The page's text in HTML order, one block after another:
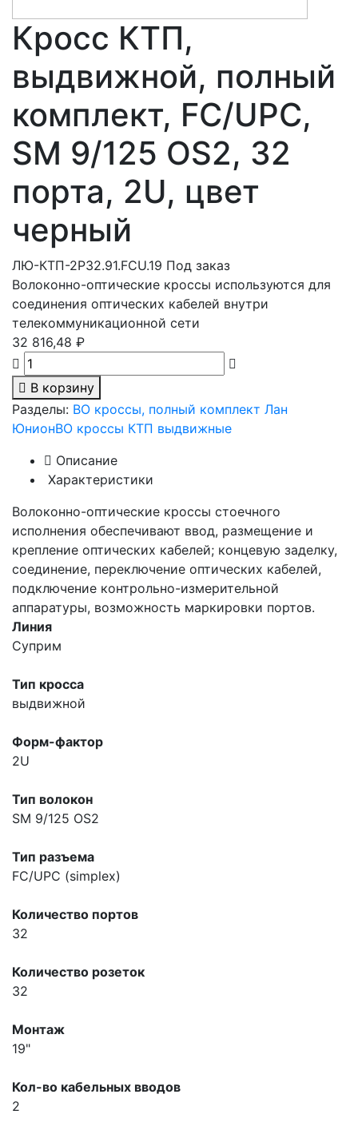
Кросс КТП,
выдвижной, полный
комплект, FC/UPC,
SM 9/125 OS2, 32
порта, 2U, цвет
черный
ЛЮ-КТП-2Р32.91.FCU.19 Под заказ
Волоконно-оптические кроссы используются для
соединения оптических кабелей внутри
телекоммуникационной сети
32 816,48 ₽
В корзину
Разделы: ВО кроссы, полный комплект Лан
ЮнионВО кроссы КТП выдвижные
Описание
Характеристики
Волоконно-оптические кроссы стоечного
исполнения обеспечивают ввод, размещение и
крепление оптических кабелей; концевую заделку,
соединение, переключение оптических кабелей,
подключение контрольно-измерительной
аппаратуры, возможность маркировки портов.
Линия
Суприм
Тип кросса
выдвижной
Форм-фактор
2U
Тип волокон
SM 9/125 OS2
Тип разъема
FC/UPC (simplex)
Количество портов
32
Количество розеток
32
Монтаж
19"
Кол-во кабельных вводов
2